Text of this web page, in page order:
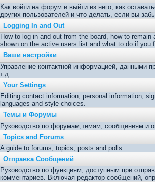
Как войти на форум и выйти из него, как
других пользователей и что делать, если вы
Logging In and Out
How to log in and out from the board, how to remain
shown on the active users list and what to do if you
Ваши настройки
Управление контактной информацией, данными
т.д..
Your Settings
Editing contact information, personal information,
languages and style choices.
Темы и Форумы
Руководство по форумам,темам, сообщениям и
Topics and Forums
A guide to forums, topics, posts and polls.
Отправка Сообщений
Руководство по функциям, доступным при
комментариев. Включая редактор сообщений,